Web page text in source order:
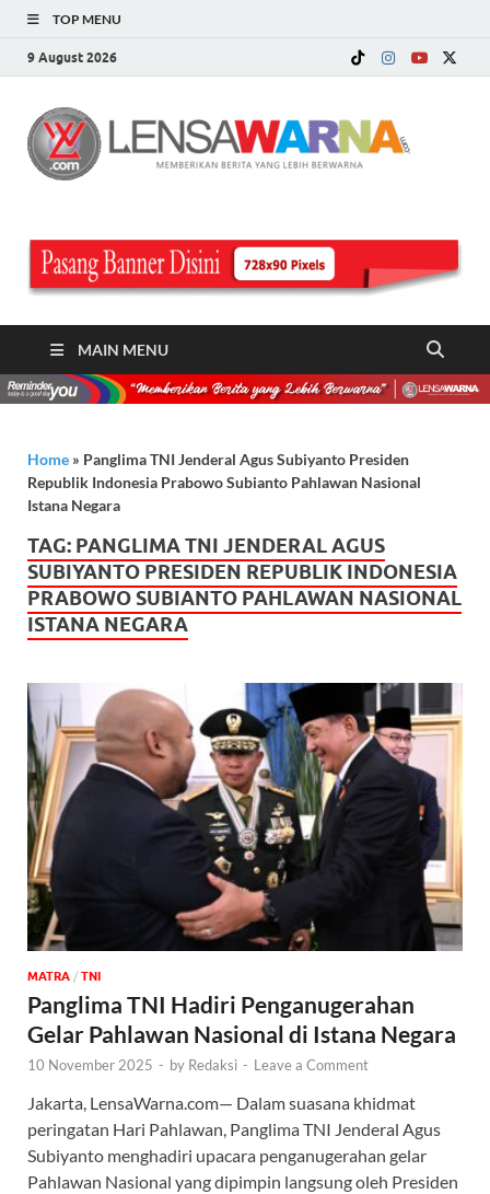
TOP MENU
9 August 2026
MAIN MENU
Home » Panglima TNI Jenderal Agus Subiyanto Presiden
Republik Indonesia Prabowo Subianto Pahlawan Nasional
Istana Negara
TAG: PANGLIMA TNI JENDERAL AGUS
SUBIYANTO PRESIDEN REPUBLIK INDONESIA
PRABOWO SUBIANTO PAHLAWAN NASIONAL
ISTANA NEGARA
MATRA / TNI
Panglima TNI Hadiri Penganugerahan
Gelar Pahlawan Nasional di Istana Negara
10 November 2025 - by Redaksi - Leave a Comment
Jakarta, LensaWarna.com— Dalam suasana khidmat
peringatan Hari Pahlawan, Panglima TNI Jenderal Agus
Subiyanto menghadiri upacara penganugerahan gelar
Pahlawan Nasional yang dipimpin langsung oleh Presiden